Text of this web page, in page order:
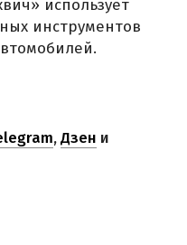
использует
инструментов
,Дзен и